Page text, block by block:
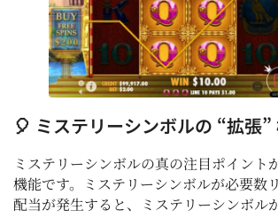
🎈 ミステリーシンボルの “拡張”
ミステリーシンボルの真の注目ポイント
機能です。ミステリーシンボルが必要数
配当が発生すると、ミステリーシンボル